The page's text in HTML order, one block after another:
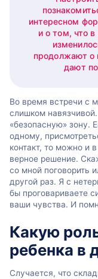
интересном
и о том, что
продолжают о
дают
Во время встречи с
слишком
«безопасную» зону.
одному,
контакт, то можно и
верное решение.
со мной поговорить
другой раз. Я с
бы проговариваете
ваши чувства. И
Какую
ребенка в
Случается, что